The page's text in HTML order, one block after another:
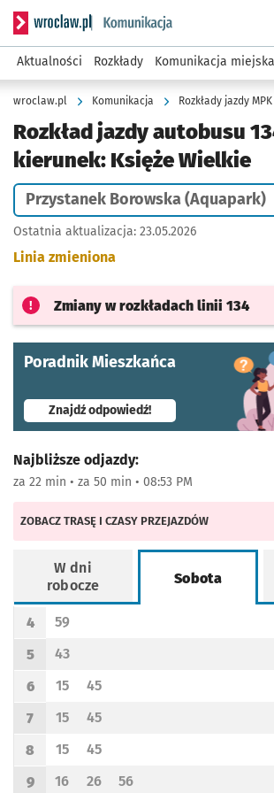
Serwis informacyjny wroclaw.pl
Aktualności Rozkłady Komunikacja miejska
wroclaw.pl Komunikacja Rozkłady jazdy MPK
Rozkład jazdy autobusu
kierunek: Księże Wielkie
Przystanek Borowska (Aquapark)
Ostatnia aktualizacja: 23.05.2026
Linia zmieniona
Zmiany w rozkładach linii 134
Poradnik Mieszkańca
Znajdź odpowiedź!- otworzy się w nowej
Najbliższe odjazdy:
za 22 min • za 50 min • 08:53 PM
ZOBACZ TRASĘ I CZASY PRZEJAZDÓW
W dni
robocze
Sobota
Rozkład jazdy -
Godzina odjazdu
4
Odjazd
59
minut po godzinie 4
Godzina odjazdu
5
Odjazd
43
minut po godzinie 5
Godzina odjazdu
6
Odjazd
15
minut po godzinie 6
Odjazd
45
minut po godzinie 6
Godzina odjazdu
7
Odjazd
15
minut po godzinie 7
Odjazd
45
minut po godzinie 7
Godzina odjazdu
8
Odjazd
15
minut po godzinie 8
Odjazd
45
minut po godzinie 8
9 16 26 56